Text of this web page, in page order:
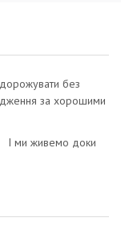
без
за хорошими
І ми живемо доки